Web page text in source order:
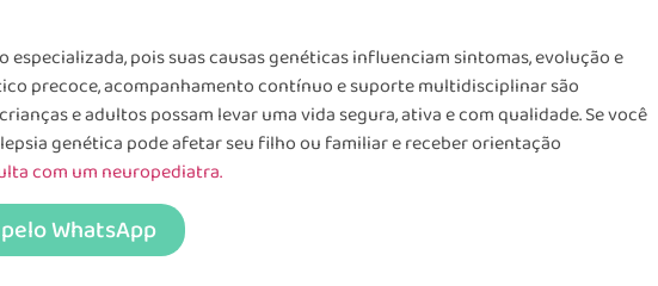
especializada, pois suas causas genéticas influenciam sintomas, evolução e
precoce, acompanhamento contínuo e suporte multidisciplinar são
e adultos possam levar uma vida segura, ativa e com qualidade. Se você
genética pode afetar seu filho ou familiar e receber orientação
com um neuropediatra.
WhatsApp